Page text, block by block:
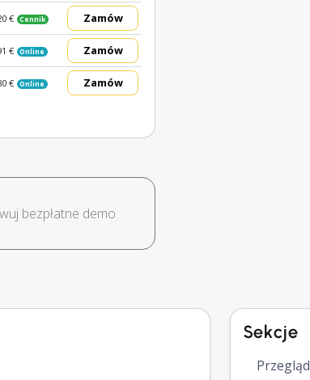
€ Cennik Zamów
€ Online Zamów
€ Online Zamów
bezpłatne demo
Sekcje
Przegląd